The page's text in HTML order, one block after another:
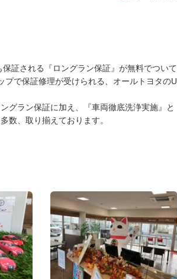
証される『ロングラン保証』が無料でついて
で保証修理が受けられる、オールトヨタのU
グラン保証に加え、『車両徹底洗浄実施』と
数、取り揃えております。